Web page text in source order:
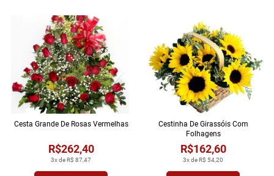
3x de R$ 87,47
R$262,40
Cesta Grande De Rosas Vermelhas
3x de R$ 54,20
R$162,60
Cestinha De Girassóis Com
Folhagens